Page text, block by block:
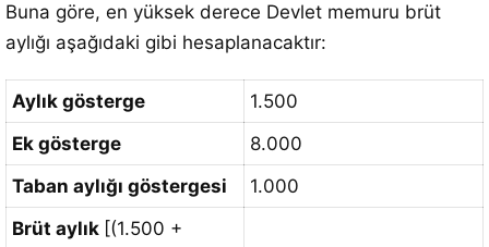
Buna göre, en yüksek derece Devlet memuru brüt
aylığı aşağıdaki gibi hesaplanacaktır:
Aylık gösterge
1.500
Ek gösterge
8.000
Taban aylığı göstergesi
1.000
Brüt aylık [(1.500 +